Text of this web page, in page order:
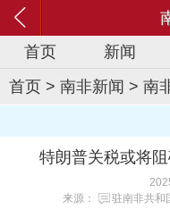
首页
新闻
首页 > 南非新闻 > 南
特朗普关税或将
来源：
驻南非共和